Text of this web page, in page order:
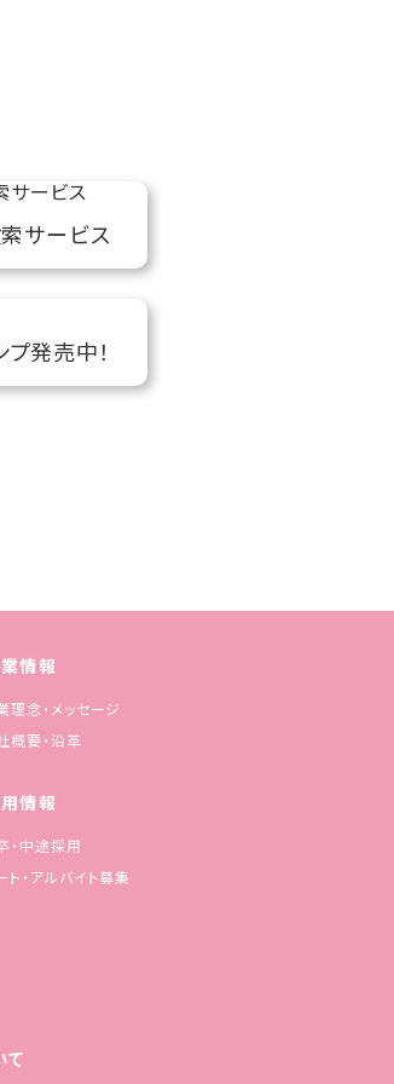
サービス
発売中！
情報
理念・メッセージ
概要・沿革
情報
・中途採用
ト・アルバイト募集
て